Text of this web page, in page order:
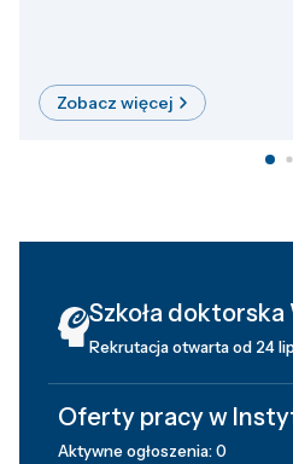
Zobacz więcej
Szkoła
Rekrutacja otwarta od 24
Oferty pracy w
Aktywne ogłoszenia: 0